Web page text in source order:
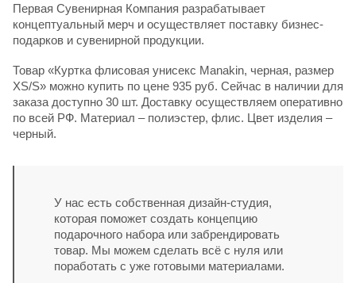
Первая Сувенирная Компания разрабатывает
концептуальный мерч и осуществляет поставку бизнес-
подарков и сувенирной продукции.
Товар «Куртка флисовая унисекс Manakin, черная, размер
XS/S» можно купить по цене 935 руб. Сейчас в наличии для
заказа доступно 30 шт. Доставку осуществляем оперативно
по всей РФ. Материал – полиэстер, флис. Цвет изделия –
черный.
У нас есть собственная дизайн-студия,
которая поможет создать концепцию
подарочного набора или забрендировать
товар. Мы можем сделать всё с нуля или
поработать с уже готовыми материалами.